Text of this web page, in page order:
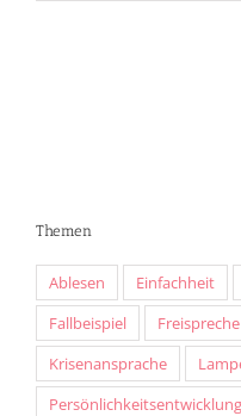
Themen
Ablesen Einfachheit
Fallbeispiel
Freispreche
Krisenansprache
Persönlichkeitsentwicklung